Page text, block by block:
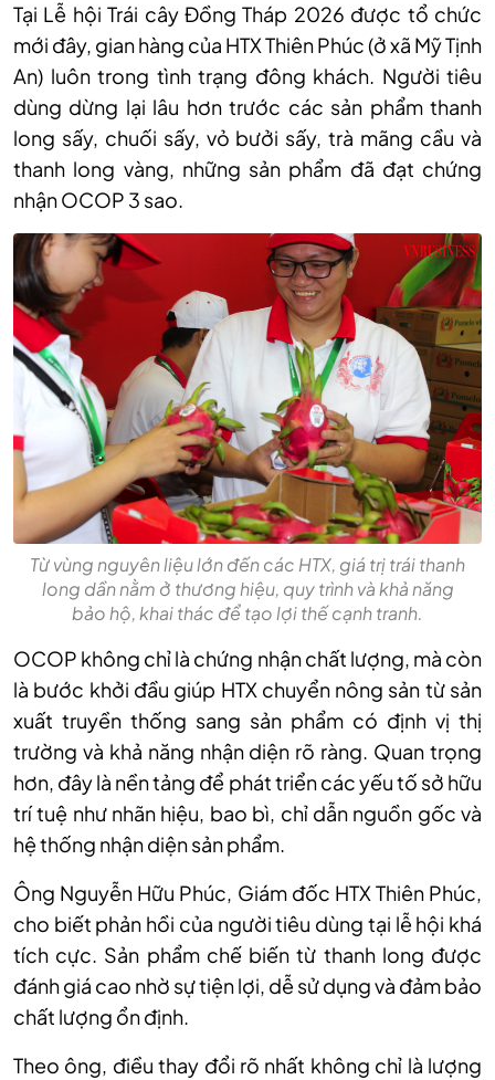
Tại Lễ hội Trái cây Đồng Tháp 2026 được tổ chức
mới đây, gian hàng của HTX Thiên Phúc (ở xã Mỹ Tịnh
An) luôn trong tình trạng đông khách. Người tiêu
dùng dừng lại lâu hơn trước các sản phẩm thanh
long sấy, chuối sấy, vỏ bưởi sấy, trà mãng cầu và
thanh long vàng, những sản phẩm đã đạt chứng
nhận OCOP 3 sao.
Từ vùng nguyên liệu lớn đến các HTX, giá trị trái thanh
long dần nằm ở thương hiệu, quy trình và khả năng
bảo hộ, khai thác để tạo lợi thế cạnh tranh.
OCOP không chỉ là chứng nhận chất lượng, mà còn
là bước khởi đầu giúp HTX chuyển nông sản từ sản
xuất truyền thống sang sản phẩm có định vị thị
trường và khả năng nhận diện rõ ràng. Quan trọng
hơn, đây là nền tảng để phát triển các yếu tố sở hữu
trí tuệ như nhãn hiệu, bao bì, chỉ dẫn nguồn gốc và
hệ thống nhận diện sản phẩm.
Ông Nguyễn Hữu Phúc, Giám đốc HTX Thiên Phúc,
cho biết phản hồi của người tiêu dùng tại lễ hội khá
tích cực. Sản phẩm chế biến từ thanh long được
đánh giá cao nhờ sự tiện lợi, dễ sử dụng và đảm bảo
chất lượng ổn định.
Theo ông, điều thay đổi rõ nhất không chỉ là lượng